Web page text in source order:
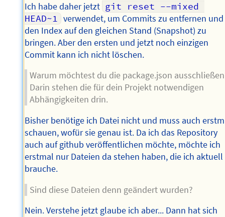
Ich habe daher jetzt git reset --mixed
HEAD~1 verwendet, um Commits zu entfernen und
den Index auf den gleichen Stand (Snapshot) zu
bringen. Aber den ersten und jetzt noch einzigen
Commit kann ich nicht löschen.
Warum möchtest du die package.json
Darin stehen die für dein Projekt notwendigen
Abhängigkeiten drin.
Bisher benötige ich Datei nicht und muss auch
schauen, wofür sie genau ist. Da ich das Repository
auch auf github veröffentlichen möchte, möchte ich
erstmal nur Dateien da stehen haben, die ich aktuell
brauche.
Sind diese Dateien denn geändert wurden?
Nein. Verstehe jetzt glaube ich aber... Dann hat sich